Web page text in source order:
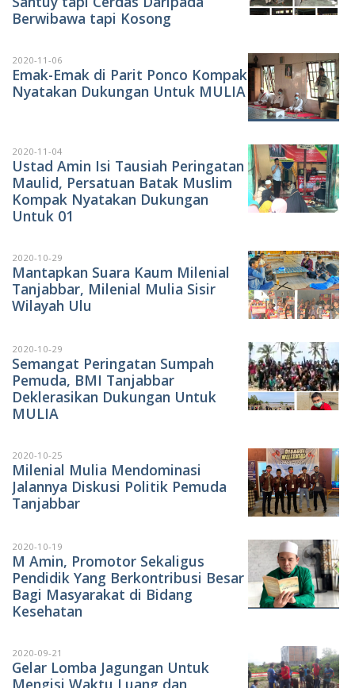
Berwibawa tapi Kosong
2020-11-06
Emak-Emak di Parit Ponco Kompak
Nyatakan Dukungan Untuk MULIA
2020-11-04
Ustad Amin Isi Tausiah Peringatan
Maulid, Persatuan Batak Muslim
Kompak Nyatakan Dukungan
Untuk 01
2020-10-29
Mantapkan Suara Kaum Milenial
Tanjabbar, Milenial Mulia Sisir
Wilayah Ulu
2020-10-29
Semangat Peringatan Sumpah
Pemuda, BMI Tanjabbar
Deklerasikan Dukungan Untuk
MULIA
2020-10-25
Milenial Mulia Mendominasi
Jalannya Diskusi Politik Pemuda
Tanjabbar
2020-10-19
M Amin, Promotor Sekaligus
Pendidik Yang Berkontribusi Besar
Bagi Masyarakat di Bidang
Kesehatan
2020-09-21
Gelar Lomba Jagungan Untuk